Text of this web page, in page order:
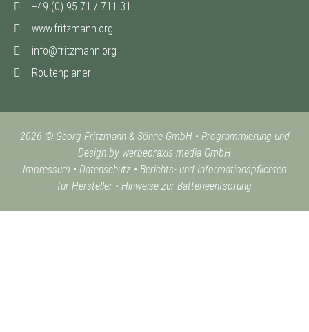
+49 (0) 95 71 / 711 31
www.fritzmann.org
info@fritzmann.org
Routenplaner
2026 © Georg Fritzmann & Söhne GmbH• Programmierung und
Design by werbepraxis media GmbH
Impressum • Datenschutz • Berichts- und Informationspflichten
für Hersteller • Hinweise zur Batterieentsorung